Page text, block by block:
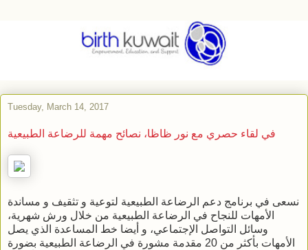
Tuesday, March 14, 2017
في لقاء حصري مع نور ظاظا، نصائح مهمة للرضاعة الطبيعية
نسعى في برنامج دعم الرضاعة الطبيعية لتوعية و تثقيف و مساندة
الأمهات للنجاح في الرضاعة الطبيعية من خلال ورش شهرية،
وسائل التواصل الإجتماعي، و أيضا خط المساعدة الذي يصل
الأمهات بأكثر من 20 مقدمة مشورة في الرضاعة الطبيعية بضورة